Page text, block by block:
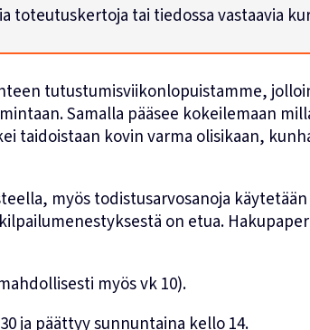
toteutuskertoja tai tiedossa vastaavia
tutustumisviikonlopuistamme,
Samalla pääsee kokeilemaan
taidoistaan kovin varma olisikaan,
myös todistusarvosanoja
on etua.
myös vk 10).
ja päättyy sunnuntaina kello 14.